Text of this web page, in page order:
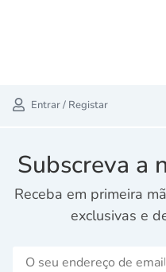
Entrar / Registar
Subscreva a
Receba em primeira
exclusivas e